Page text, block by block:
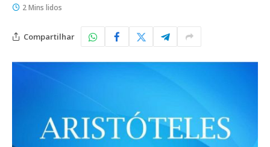
2 Mins lidos
Compartilhar